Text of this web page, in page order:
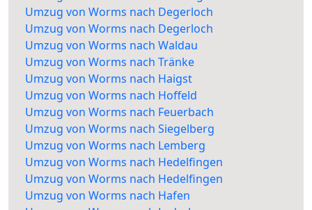
Umzug von Worms nach Degerloch
Umzug von Worms nach Degerloch
Umzug von Worms nach Waldau
Umzug von Worms nach Tränke
Umzug von Worms nach Haigst
Umzug von Worms nach Hoffeld
Umzug von Worms nach Feuerbach
Umzug von Worms nach Siegelberg
Umzug von Worms nach Lemberg
Umzug von Worms nach Hedelfingen
Umzug von Worms nach Hedelfingen
Umzug von Worms nach Hafen